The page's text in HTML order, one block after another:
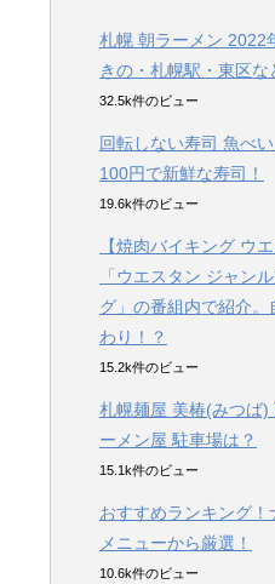
札幌 朝ラーメン 2022
きの・札幌駅・東区な
32.5k件のビュー
回転しない寿司 魚べ
100円で新鮮な寿司！
19.6k件のビュー
【焼肉バイキング ウ
「ウエスタン ジャン
グ」の番組内で紹介
わり！？
15.2k件のビュー
札幌麺屋 美椿(みつば)
ーメン屋 駐車場は？
15.1k件のビュー
おすすめランキング
メニューから厳選！
10.6k件のビュー